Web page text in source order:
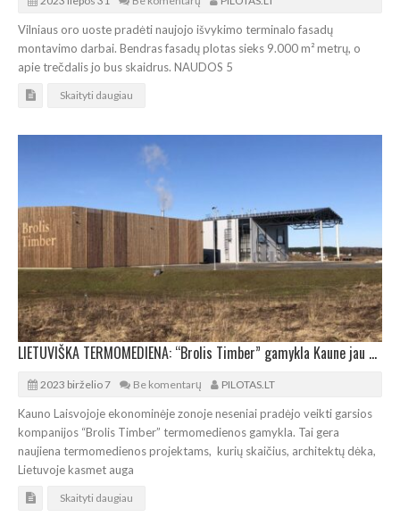
Vilniaus oro uoste pradėti naujojo išvykimo terminalo fasadų
montavimo darbai. Bendras fasadų plotas sieks 9.000 m² metrų, o
apie trečdalis jo bus skaidrus. NAUDOS 5
Skaityti daugiau
LIETUVIŠKA TERMOMEDIENA: “Brolis Timber” gamykla Kaune jau dirba pilnu pajėgumu
2023 birželio 7 Be komentarų PILOTAS.LT
Kauno Laisvojoje ekonominėje zonoje neseniai pradėjo veikti garsios
kompanijos “Brolis Timber” termomedienos gamykla. Tai gera
naujiena termomedienos projektams, kurių skaičius, architektų dėka,
Lietuvoje kasmet auga
Skaityti daugiau